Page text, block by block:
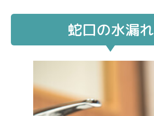
蛇口の水漏れ